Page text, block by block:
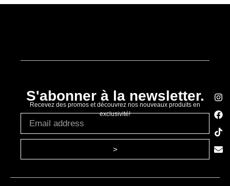
S'abonner à la newsletter.
Recevez des promos et découvrez nos nouveaux produits en
exclusivité!
>